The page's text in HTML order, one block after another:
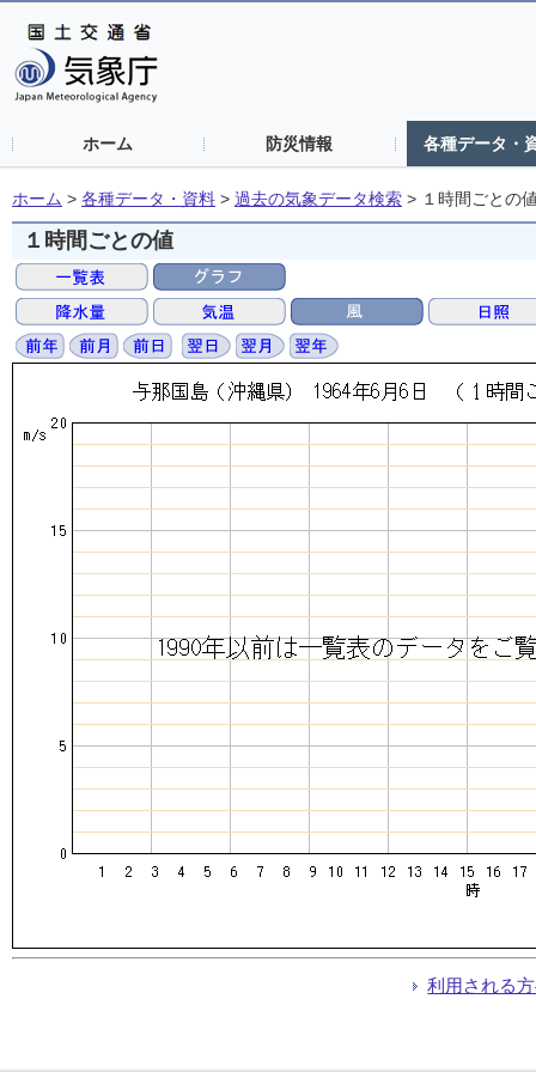
ホーム 防災情報 各種データ・
ホーム > 各種データ・資料 > 過去の気象データ検索 > １時間ごとの
１時間ごとの値
利用される